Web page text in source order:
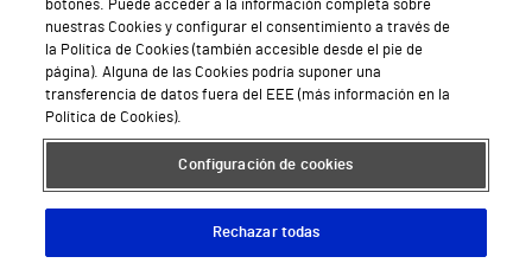
Teléfono Cita Médica
Teléfono Atención al Cliente
Política de seguridad y salud en el trabajo
Conoce a Supervita
Aviso Legal Política de cookies Política de privacidad Mapa web Protección de datos
botones. Puede acceder a la información completa sobre
nuestras Cookies y configurar el consentimiento a través de
la Política de Cookies (también accesible desde el pie de
página). Alguna de las Cookies podría suponer una
transferencia de datos fuera del EEE (más información en la
Política de Cookies).
Configuración de cookies
Rechazar todas